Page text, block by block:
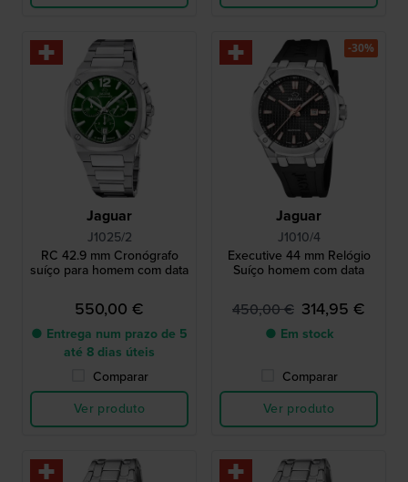
Jaguar
J1025/2
RC 42.9 mm Cronógrafo
suíço para homem com data
550,00 €
● Entrega num prazo de 5
até 8 dias úteis
Comparar
Ver produto
Jaguar
J1010/4
Executive 44 mm Relógio
Suíço homem com data
450,00 € 314,95 €
● Em stock
Comparar
Ver produto
-30%